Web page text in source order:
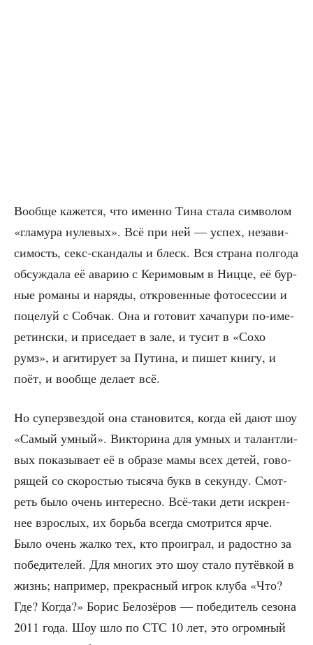
Вооб­ще кажет­ся, что имен­но Тина ста­ла сим­во­лом
«гла­му­ра нуле­вых». Всё при ней — успех, неза­ви­
си­мость, секс-скан­да­лы и блеск. Вся стра­на пол­го­да
обсуж­да­ла её ава­рию с Кери­мо­вым в Ниц­це, её бур­
ные рома­ны и наря­ды, откро­вен­ные фото­сес­сии и
поце­луй с Соб­чак. Она и гото­вит хача­пу­ри по-име­
ре­тин­ски, и при­се­да­ет в зале, и тусит в «Сохо
румз», и аги­ти­ру­ет за Пути­на, и пишет кни­гу, и
поёт, и вооб­ще дела­ет всё.
Но супер­звез­дой она ста­но­вит­ся, когда ей дают шоу
«Самый умный». Вик­то­ри­на для умных и талант­ли­
вых пока­зы­ва­ет её в обра­зе мамы всех детей, гово­
ря­щей со ско­ро­стью тыся­ча букв в секун­ду. Смот­
реть было очень инте­рес­но. Всё-таки дети искрен­
нее взрос­лых, их борь­ба все­гда смот­рит­ся ярче.
Было очень жал­ко тех, кто про­иг­рал, и радост­но за
побе­ди­те­лей. Для мно­гих это шоу ста­ло путёв­кой в
жизнь; напри­мер, пре­крас­ный игрок клу­ба «Что?
Где? Когда?» Борис Бело­зё­ров — побе­ди­тель сезо­на
2011 года. Шоу шло по СТС 10 лет, это огром­ный